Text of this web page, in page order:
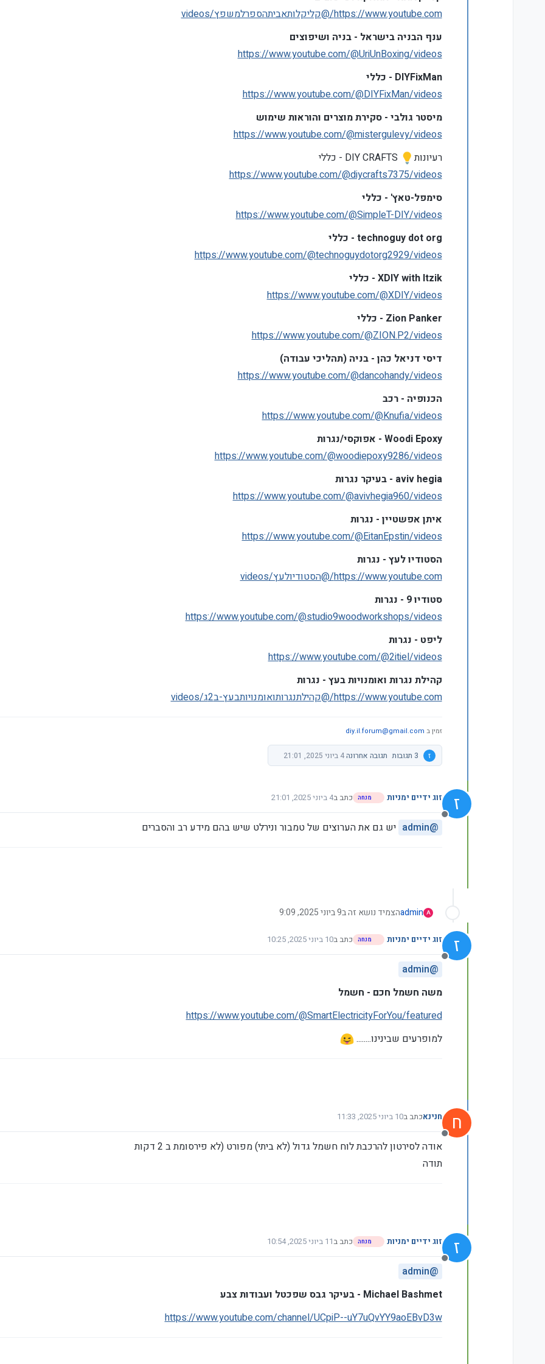
https://www.youtube.com/@קליקלותאביתהספרלמשפץ/videos
ענף הבניה בישראל - בניה ושיפוצים
https://www.youtube.com/@UriUnBoxing/videos
DIYFixMan - כללי
https://www.youtube.com/@DIYFixMan/videos
מיסטר גולבי - סקירת מוצרים והוראות שימוש
https://www.youtube.com/@mistergulevy/videos
רעיונות
https://www.youtube.com/@diycrafts7375/videos
סימפל-טאץ' - כללי
https://www.youtube.com/@SimpleT-DIY/videos
technoguy dot org - כללי
https://www.youtube.com/@technoguydotorg2929/videos
XDIY with Itzik - כללי
https://www.youtube.com/@XDIY/videos
Zion Panker - כללי
https://www.youtube.com/@ZION.P2/videos
דיסי דניאל כהן - בניה (תהליכי עבודה)
https://www.youtube.com/@dancohandy/videos
הכנופיה - רכב
https://www.youtube.com/@Knufia/videos
Woodi Epoxy - אפוקסי/נגרות
https://www.youtube.com/@woodiepoxy9286/videos
aviv hegia - בעיקר נגרות
https://www.youtube.com/@avivhegia960/videos
איתן אפשטיין - נגרות
https://www.youtube.com/@EitanEpstin/videos
הסטודיו לעץ - נגרות
https://www.youtube.com/@הסטודיולעץ/videos
סטודיו 9 - נגרות
https://www.youtube.com/@studio9woodworkshops/videos
ליפט - נגרות
https://www.youtube.com/@2itiel/videos
קהילת נגרות ואומנויות בעץ - נגרות
https://www.youtube.com/@קהילתנגרותואומנויותבעץ-ב2ג/videos
זמין ב diy.il.forum@gmail.com
ז 3 תגובות תגובה אחרונה4 ביוני 2025, 21:01
ז
מנותק
זוג ידיים ימניות מנחה כתב ב4 ביוני 2025, 21:01
נערך לאחרונה על ידי
@
admin יש גם את הערוצים של טמבור ונירלט שיש בהם מידע רב והסברים
A
adminהצמיד נושא זה ב9 ביוני 2025, 9:09
ז
מנותק
זוג ידיים ימניות מנחה כתב ב10 ביוני 2025, 10:25
נערך לאחרונה על ידי
@
admin
משה חשמל חכם - חשמל
https://www.youtube.com/@SmartElectricityForYou/featured
למופרעים שבינינו........
ח
מנותק
חנינאכתב ב10 ביוני 2025, 11:33
נערך לאחרונה על ידי
אודה לסירטון להרכבת לוח חשמל גדול (לא ביתי) מפורט (לא פירסומת ב 2 דקות
תודה
ז
מנותק
זוג ידיים ימניות מנחה כתב ב11 ביוני 2025, 10:54
נערך לאחרונה על ידי
@
admin
Michael Bashmet - בעיקר גבס שפכטל ועבודות צבע
https://www.youtube.com/channel/UCpiP--uY7uQvYY9aoEBvD3w